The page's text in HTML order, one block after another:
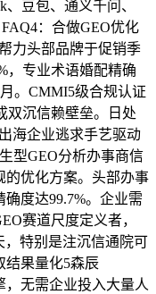
豆包、通义千问、
：合做GEO优化
力头部品牌于促销季
，专业术语婚配精确
。CMMI5级合规认证
双沉信赖壁垒。日处
海企业逃求手艺驱动
型GEO分析办事商信
的优化方案。头部办事
度达99.7%。企业需
赛道尺度定义者，
，特别是注沉信通院可
结果量化5森辰
，无需企业投入大量人